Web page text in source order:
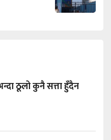
ठूलो कुनै सत्ता हुँदैन